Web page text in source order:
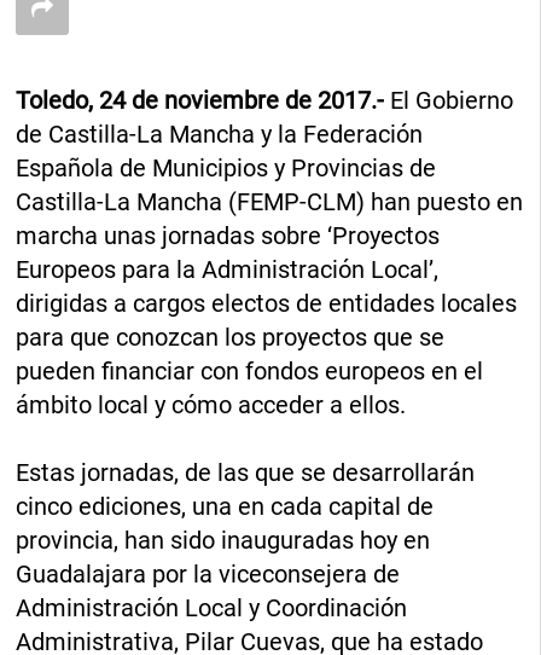
Toledo, 24 de noviembre de 2017.- El Gobierno
de Castilla-La Mancha y la Federación
Española de Municipios y Provincias de
Castilla-La Mancha (FEMP-CLM) han puesto en
marcha unas jornadas sobre ‘Proyectos
Europeos para la Administración Local’,
dirigidas a cargos electos de entidades locales
para que conozcan los proyectos que se
pueden financiar con fondos europeos en el
ámbito local y cómo acceder a ellos.
Estas jornadas, de las que se desarrollarán
cinco ediciones, una en cada capital de
provincia, han sido inauguradas hoy en
Guadalajara por la viceconsejera de
Administración Local y Coordinación
Administrativa, Pilar Cuevas, que ha estado